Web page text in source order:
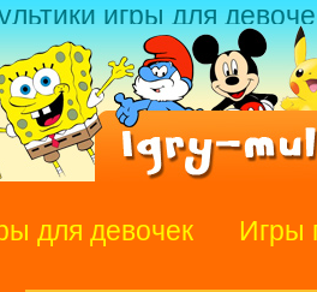
игры для
для девочек Игры